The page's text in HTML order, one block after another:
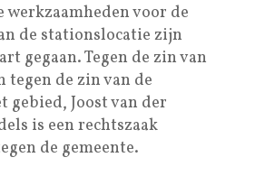
werkzaamheden voor de
de stationslocatie zijn
gegaan. Tegen de zin van
tegen de zin van de
gebied, Joost van der
is een rechtszaak
de gemeente.